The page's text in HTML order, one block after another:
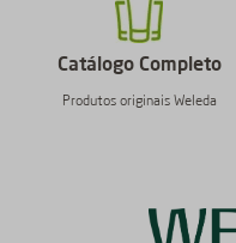
Catálogo Completo
Produtos originais Weleda